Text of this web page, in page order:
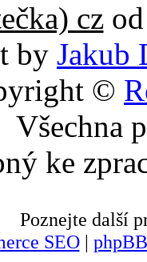
czod
by Jakub
©
Všechna
ke
Poznejte další
SEO|